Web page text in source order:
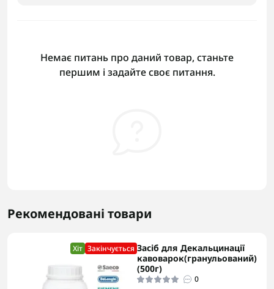
Немає питань про даний товар, станьте
першим і задайте своє питання.
Рекомендовані товари
Хіт Закінчується Засіб для Декальцинації
кавоварок(гранульований)
(500г)
0